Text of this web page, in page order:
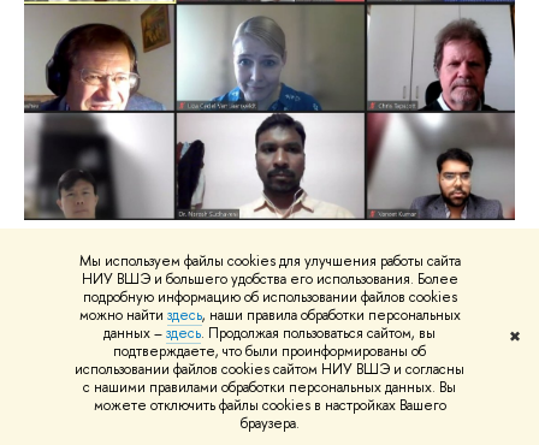
Мы используем файлы cookies для улучшения работы сайта
НИУ ВШЭ и большего удобства его использования. Более
подробную информацию об использовании файлов cookies
можно найти здесь, наши правила обработки персональных
данных –здесь. Продолжая пользоваться сайтом, вы
подтверждаете, что были проинформированы об
использовании файлов cookies сайтом НИУ ВШЭ и согласны
с нашими правилами обработки персональных данных. Вы
можете отключить файлы cookies в настройках Вашего
браузера.
✖
политики и управления НИУ ВШЭ прошел Пятый
международный симпозиум по развитию и
управлению в странах БРИКС. Он собрал
представителей десяти стран, обсудивших
направления административных реформ в целом и
отдельные аспекты развития публичного
управления, в т.ч. связанные с последствиями